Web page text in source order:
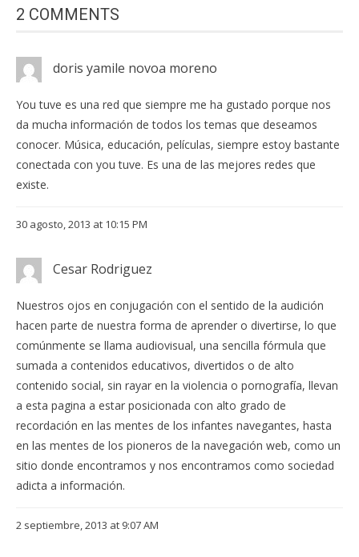
2 COMMENTS
doris yamile novoa moreno
You tuve es una red que siempre me ha gustado porque nos
da mucha información de todos los temas que deseamos
conocer. Música, educación, películas, siempre estoy bastante
conectada con you tuve. Es una de las mejores redes que
existe.
30 agosto, 2013 at 10:15 PM
Cesar Rodriguez
Nuestros ojos en conjugación con el sentido de la audición
hacen parte de nuestra forma de aprender o divertirse, lo que
comúnmente se llama audiovisual, una sencilla fórmula que
sumada a contenidos educativos, divertidos o de alto
contenido social, sin rayar en la violencia o pornografía, llevan
a esta pagina a estar posicionada con alto grado de
recordación en las mentes de los infantes navegantes, hasta
en las mentes de los pioneros de la navegación web, como un
sitio donde encontramos y nos encontramos como sociedad
adicta a información.
2 septiembre, 2013 at 9:07 AM